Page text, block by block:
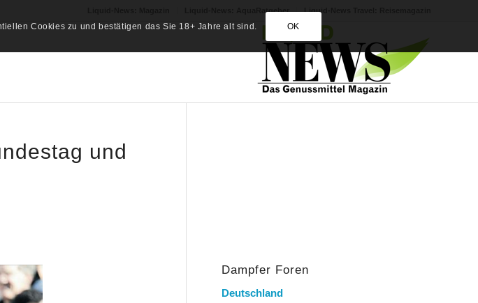
Liquid-News: AquaRatgeber Liquid-News Travel: Reisemagazin
und
Dampfer Foren
Deutschland
Cookies zu und bestätigen das Sie 18+ Jahre alt sind. OK